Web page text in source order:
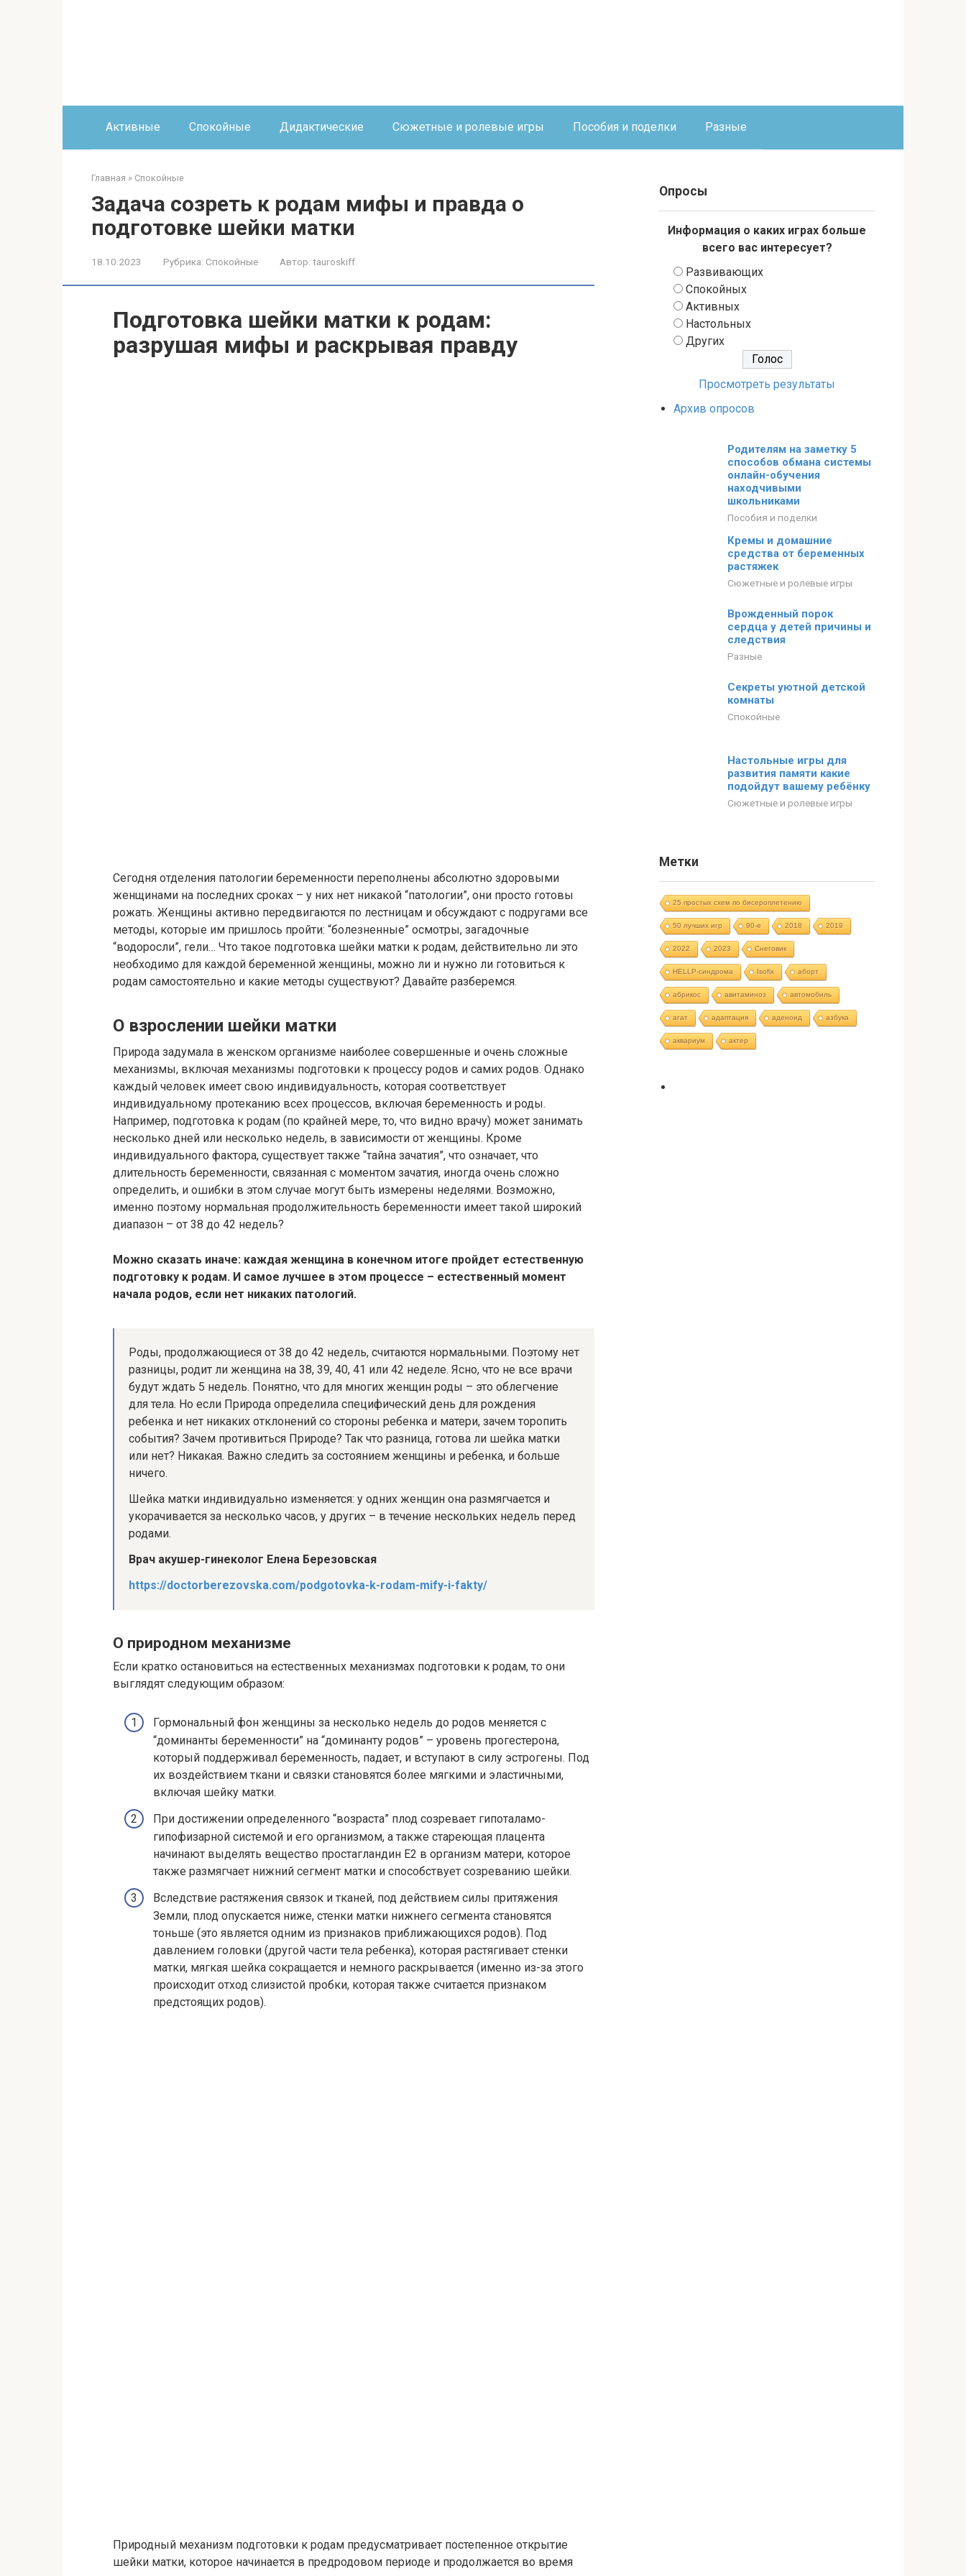
Активные Спокойные Дидактические Сюжетные и ролевые игры Пособия и поделки Разные
Главная » Спокойные
Задача созреть к родам мифы и правда о
подготовке шейки матки
18.10.2023 Рубрика: Спокойные Автор: tauroskiff
Подготовка шейки матки к родам:
разрушая мифы и раскрывая правду
Сегодня отделения патологии беременности переполнены абсолютно здоровыми
женщинами на последних сроках – у них нет никакой “патологии”, они просто готовы
рожать. Женщины активно передвигаются по лестницам и обсуждают с подругами все
методы, которые им пришлось пройти: “болезненные” осмотры, загадочные
“водоросли”, гели… Что такое подготовка шейки матки к родам, действительно ли это
необходимо для каждой беременной женщины, можно ли и нужно ли готовиться к
родам самостоятельно и какие методы существуют? Давайте разберемся.
О взрослении шейки матки
Природа задумала в женском организме наиболее совершенные и очень сложные
механизмы, включая механизмы подготовки к процессу родов и самих родов. Однако
каждый человек имеет свою индивидуальность, которая соответствует
индивидуальному протеканию всех процессов, включая беременность и роды.
Например, подготовка к родам (по крайней мере, то, что видно врачу) может занимать
несколько дней или несколько недель, в зависимости от женщины. Кроме
индивидуального фактора, существует также “тайна зачатия”, что означает, что
длительность беременности, связанная с моментом зачатия, иногда очень сложно
определить, и ошибки в этом случае могут быть измерены неделями. Возможно,
именно поэтому нормальная продолжительность беременности имеет такой широкий
диапазон – от 38 до 42 недель?
Можно сказать иначе: каждая женщина в конечном итоге пройдет естественную
подготовку к родам. И самое лучшее в этом процессе – естественный момент
начала родов, если нет никаких патологий.
Роды, продолжающиеся от 38 до 42 недель, считаются нормальными. Поэтому нет
разницы, родит ли женщина на 38, 39, 40, 41 или 42 неделе. Ясно, что не все врачи
будут ждать 5 недель. Понятно, что для многих женщин роды – это облегчение
для тела. Но если Природа определила специфический день для рождения
ребенка и нет никаких отклонений со стороны ребенка и матери, зачем торопить
события? Зачем противиться Природе? Так что разница, готова ли шейка матки
или нет? Никакая. Важно следить за состоянием женщины и ребенка, и больше
ничего.
Шейка матки индивидуально изменяется: у одних женщин она размягчается и
укорачивается за несколько часов, у других – в течение нескольких недель перед
родами.
Врач акушер-гинеколог Елена Березовская
https://doctorberezovska.com/podgotovka-k-rodam-mify-i-fakty/
О природном механизме
Если кратко остановиться на естественных механизмах подготовки к родам, то они
выглядят следующим образом:
Гормональный фон женщины за несколько недель до родов меняется с
“доминанты беременности” на “доминанту родов” – уровень прогестерона,
который поддерживал беременность, падает, и вступают в силу эстрогены. Под
их воздействием ткани и связки становятся более мягкими и эластичными,
включая шейку матки.
При достижении определенного “возраста” плод созревает гипоталамо-
гипофизарной системой и его организмом, а также стареющая плацента
начинают выделять вещество простагландин Е2 в организм матери, которое
также размягчает нижний сегмент матки и способствует созреванию шейки.
Вследствие растяжения связок и тканей, под действием силы притяжения
Земли, плод опускается ниже, стенки матки нижнего сегмента становятся
тоньше (это является одним из признаков приближающихся родов). Под
давлением головки (другой части тела ребенка), которая растягивает стенки
матки, мягкая шейка сокращается и немного раскрывается (именно из-за этого
происходит отход слизистой пробки, которая также считается признаком
предстоящих родов).
Природный механизм подготовки к родам предусматривает постепенное открытие
шейки матки, которое начинается в предродовом периоде и продолжается во время
Опросы
Информация о каких играх больше
всего вас интересует?
Развивающих
Спокойных
Активных
Настольных
Других
Просмотреть результаты
Архив опросов
Родителям на заметку 5
способов обмана системы
онлайн-обучения
находчивыми
школьниками
Пособия и поделки
Кремы и домашние
средства от беременных
растяжек
Сюжетные и ролевые игры
Врожденный порок
сердца у детей причины и
следствия
Разные
Секреты уютной детской
комнаты
Спокойные
Настольные игры для
развития памяти какие
подойдут вашему ребёнку
Сюжетные и ролевые игры
Метки
25 простых схем по бисероплетению
50 лучших игр 90-е 2018 2019
2022 2023 Cнеговик
HELLP-синдрома Isofix аборт
абрикос авитаминоз автомобиль
агат адаптация аденоид азбука
аквариум актер